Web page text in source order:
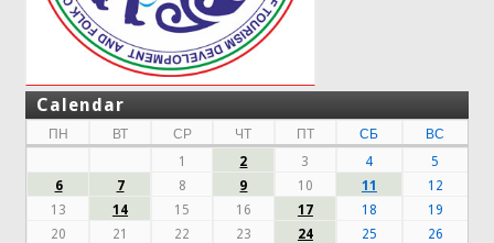
Calendar
ПН ВТ СР ЧТ ПТ СБ
ВС
1
2 3 4
5
6
7 8 9 10 11
12
13
14 15 16 17 18
19
20
21 22 23 24 25
26